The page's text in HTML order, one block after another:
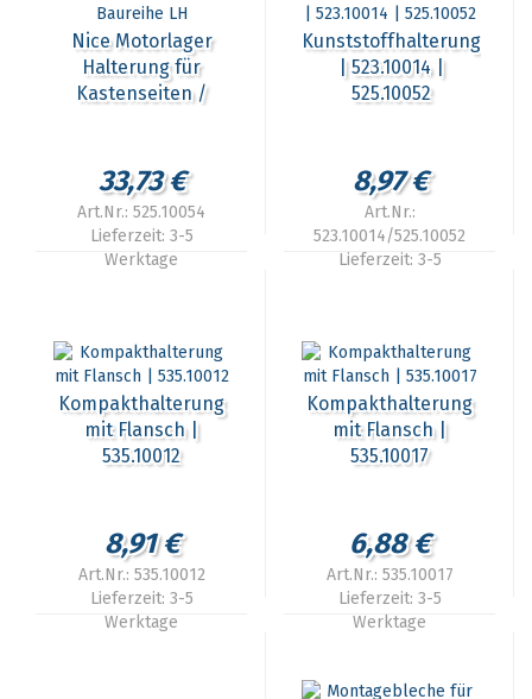
Nice Motorlager
Halterung für
Kastenseiten /
33,73 €
Art.Nr.: 525.10054
Lieferzeit: 3-5
Werktage
Kunststoffhalterung
| 523.10014 |
525.10052
8,97 €
Art.Nr.:
523.10014/525.10052
Lieferzeit: 3-5
Kompakthalterung
mit Flansch |
535.10012
8,91 €
Art.Nr.: 535.10012
Lieferzeit: 3-5
Werktage
Kompakthalterung
mit Flansch |
535.10017
6,88 €
Art.Nr.: 535.10017
Lieferzeit: 3-5
Werktage